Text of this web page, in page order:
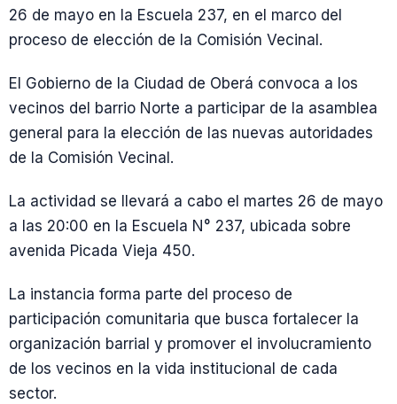
26 de mayo en la Escuela 237, en el marco del
proceso de elección de la Comisión Vecinal.
El Gobierno de la Ciudad de Oberá convoca a los
vecinos del barrio Norte a participar de la asamblea
general para la elección de las nuevas autoridades
de la Comisión Vecinal.
La actividad se llevará a cabo el martes 26 de mayo
a las 20:00 en la Escuela N° 237, ubicada sobre
avenida Picada Vieja 450.
La instancia forma parte del proceso de
participación comunitaria que busca fortalecer la
organización barrial y promover el involucramiento
de los vecinos en la vida institucional de cada
sector.